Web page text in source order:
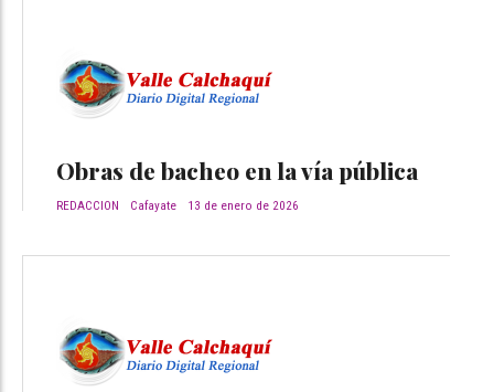
Obras de bacheo en la vía pública
REDACCION Cafayate 13 de enero de 2026